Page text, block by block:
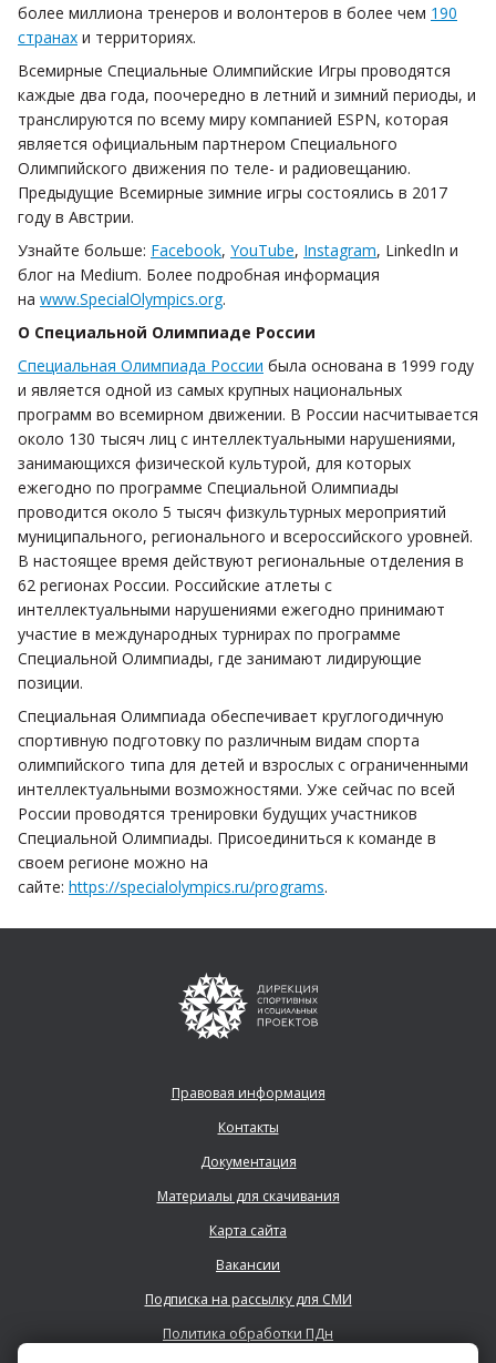
более миллиона тренеров и волонтеров в более чем 190
странах и территориях.
Всемирные Специальные Олимпийские Игры проводятся
каждые два года, поочередно в летний и зимний периоды, и
транслируются по всему миру компанией ESPN, которая
является официальным партнером Специального
Олимпийского движения по теле- и радиовещанию.
Предыдущие Всемирные зимние игры состоялись в 2017
году в Австрии.
Узнайте больше: Facebook, YouTube, Instagram, LinkedIn и
блог на Medium. Более подробная информация
на www.SpecialOlympics.org.
О Специальной Олимпиаде России
Специальная Олимпиада России была основана в 1999 году
и является одной из самых крупных национальных
программ во всемирном движении. В России насчитывается
около 130 тысяч лиц с интеллектуальными нарушениями,
занимающихся физической культурой, для которых
ежегодно по программе Специальной Олимпиады
проводится около 5 тысяч физкультурных мероприятий
муниципального, регионального и всероссийского уровней.
В настоящее время действуют региональные отделения в
62 регионах России. Российские атлеты с
интеллектуальными нарушениями ежегодно принимают
участие в международных турнирах по программе
Специальной Олимпиады, где занимают лидирующие
позиции.
Специальная Олимпиада обеспечивает круглогодичную
спортивную подготовку по различным видам спорта
олимпийского типа для детей и взрослых с ограниченными
интеллектуальными возможностями. Уже сейчас по всей
России проводятся тренировки будущих участников
Специальной Олимпиады. Присоединиться к команде в
своем регионе можно на
сайте: https://specialolympics.ru/programs.
Правовая информация
Контакты
Документация
Материалы для скачивания
Карта сайта
Вакансии
Подписка на рассылку для СМИ
Политика обработки ПДн